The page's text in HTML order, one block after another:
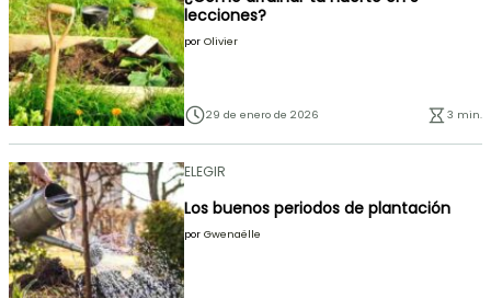
lecciones?
por Olivier
29 de enero de 2026 3 min.
ELEGIR
Los buenos periodos de plantación
por Gwenaëlle